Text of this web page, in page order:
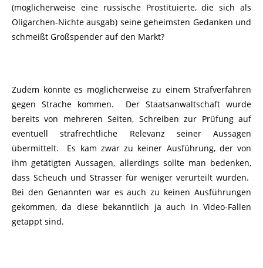
(möglicherweise eine russische Prostituierte, die sich als
Oligarchen-Nichte ausgab) seine geheimsten Gedanken und
schmeißt Großspender auf den Markt?
Zudem könnte es möglicherweise zu einem Strafverfahren
gegen Strache kommen. Der Staatsanwaltschaft wurde
bereits von mehreren Seiten, Schreiben zur Prüfung auf
eventuell strafrechtliche Relevanz seiner Aussagen
übermittelt. Es kam zwar zu keiner Ausführung, der von
ihm getätigten Aussagen, allerdings sollte man bedenken,
dass Scheuch und Strasser für weniger verurteilt wurden.
Bei den Genannten war es auch zu keinen Ausführungen
gekommen, da diese bekanntlich ja auch in Video-Fallen
getappt sind.